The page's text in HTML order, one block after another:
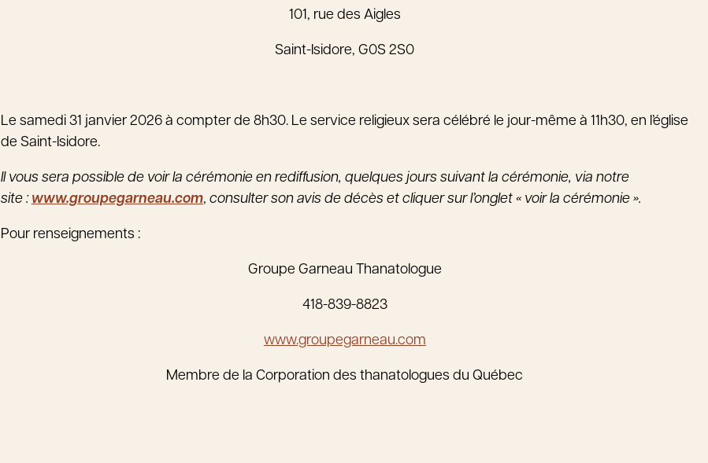
101, rue des Aigles
Saint-Isidore, G0S 2S0
Le samedi 31 janvier 2026 à compter de 8h30. Le service religieux sera célébré le jour-même à 11h30, en l’église
de Saint-Isidore.
Il vous sera possible de voir la cérémonie en rediffusion, quelques jours suivant la cérémonie, via notre
site : www.groupegarneau.com, consulter son avis de décès et cliquer sur l’onglet « voir la cérémonie ».
Pour renseignements :
Groupe Garneau Thanatologue
418-839-8823
www.groupegarneau.com
Membre de la Corporation des thanatologues du Québec